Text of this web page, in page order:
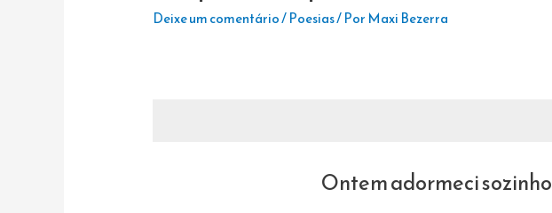
Deixe um comentário/Poesias/ Por Maxi Bezerra
Ontem adormeci sozinho